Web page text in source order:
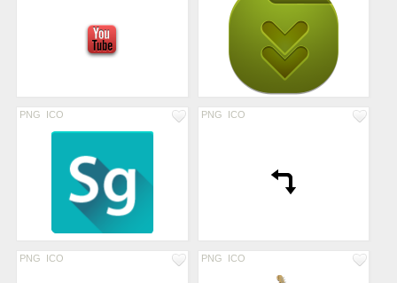
PNG ICO PNG ICO
PNG ICO PNG ICO